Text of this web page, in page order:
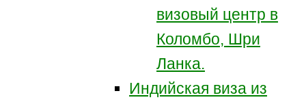
визовый центр в
Коломбо, Шри
Ланка.
Индийская виза из